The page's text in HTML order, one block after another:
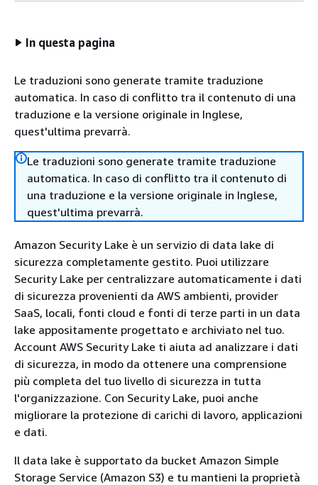
In questa pagina
Le traduzioni sono generate tramite traduzione
automatica. In caso di conflitto tra il contenuto di una
traduzione e la versione originale in Inglese,
quest'ultima prevarrà.
Le traduzioni sono generate tramite traduzione
automatica. In caso di conflitto tra il contenuto di
una traduzione e la versione originale in Inglese,
quest'ultima prevarrà.
Amazon Security Lake è un servizio di data lake di
sicurezza completamente gestito. Puoi utilizzare
Security Lake per centralizzare automaticamente i dati
di sicurezza provenienti da AWS ambienti, provider
SaaS, locali, fonti cloud e fonti di terze parti in un data
lake appositamente progettato e archiviato nel tuo.
Account AWS Security Lake ti aiuta ad analizzare i dati
di sicurezza, in modo da ottenere una comprensione
più completa del tuo livello di sicurezza in tutta
l'organizzazione. Con Security Lake, puoi anche
migliorare la protezione di carichi di lavoro, applicazioni
e dati.
Il data lake è supportato da bucket Amazon Simple
Storage Service (Amazon S3) e tu mantieni la proprietà